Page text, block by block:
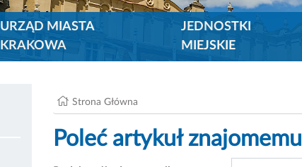
URZĄD MIASTA
KRAKOWA
JEDNOSTKI
MIEJSKIE
Strona Główna
Poleć artykuł znajomemu